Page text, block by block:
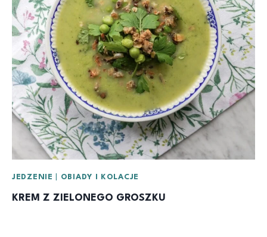
JEDZENIE OBIADY I KOLACJE
KREM Z ZIELONEGO GROSZKU